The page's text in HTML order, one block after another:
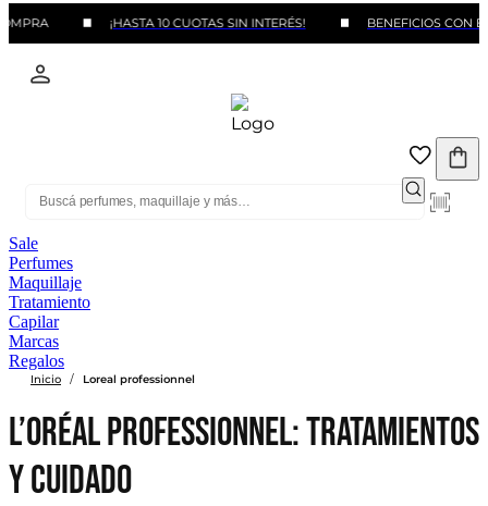
¡HASTA 10 CUOTAS SIN INTERÉS! BENEFICIOS CON BANCOS
Sale
Perfumes
Maquillaje
Tratamiento
Capilar
Marcas
Regalos
Inicio / Loreal professionnel
L’Oréal Professionnel: tratamientos
y cuidado